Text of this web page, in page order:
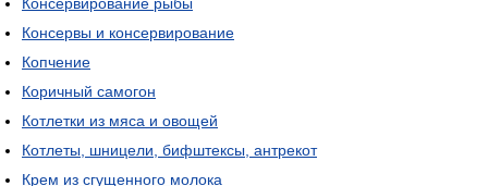
Консервы и консервирование
Копчение
Коричный самогон
Котлетки из мяса и овощей
Котлеты, шницели, бифштексы, антрекот
Крем из сгущенного молока